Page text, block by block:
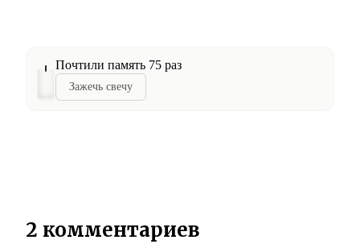
Почтили память 75 раз
Зажечь свечу
2 комментариев